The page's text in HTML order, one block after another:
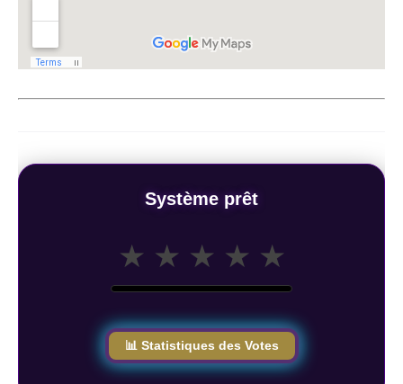
Système prêt
★ ★ ★ ★ ★
📊 Statistiques des Votes